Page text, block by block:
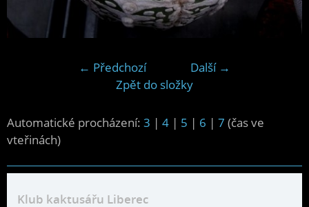
← Předchozí
Další →
Zpět do složky
Automatické procházení: 3 | 4 | 5 | 6 | 7 (čas ve
vteřinách)
Klub kaktusářu Liberec